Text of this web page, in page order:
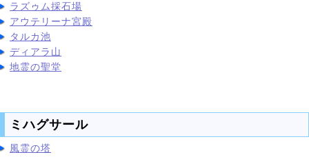
ラズゥム採石場
アウテリーナ宮殿
タルカ池
ディアラ山
地霊の聖堂
ミハグサール
風霊の塔